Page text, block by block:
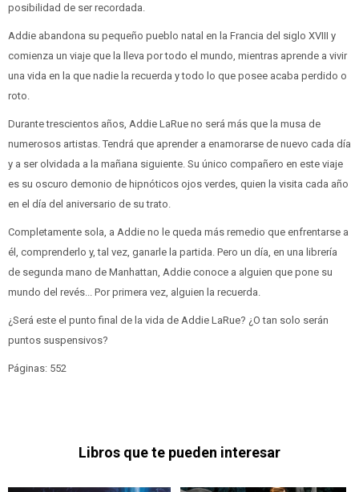
posibilidad de ser recordada.
Addie abandona su pequeño pueblo natal en la Francia del siglo XVIII y
comienza un viaje que la lleva por todo el mundo, mientras aprende a vivir
una vida en la que nadie la recuerda y todo lo que posee acaba perdido o
roto.
Durante trescientos años, Addie LaRue no será más que la musa de
numerosos artistas. Tendrá que aprender a enamorarse de nuevo cada día
y a ser olvidada a la mañana siguiente. Su único compañero en este viaje
es su oscuro demonio de hipnóticos ojos verdes, quien la visita cada año
en el día del aniversario de su trato.
Completamente sola, a Addie no le queda más remedio que enfrentarse a
él, comprenderlo y, tal vez, ganarle la partida. Pero un día, en una librería
de segunda mano de Manhattan, Addie conoce a alguien que pone su
mundo del revés... Por primera vez, alguien la recuerda.
¿Será este el punto final de la vida de Addie LaRue? ¿O tan solo serán
puntos suspensivos?
Páginas: 552
Libros que te pueden interesar